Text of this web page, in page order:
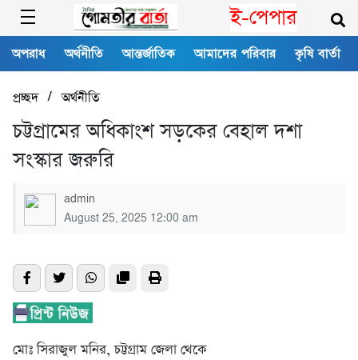
ই-পেপার
অপরাধ অর্থনীতি আন্তর্জাতিক আমাদের পরিবার কৃষি বার্তা
প্রচ্ছদ/অর্থনীতি
চট্টগ্রামের অধিকাংশ সড়কের বেহাল দশা
সংস্কার জরুরি
admin
August 25, 2025 12:00 am
মোঃ সিরাজুল মনির, চট্টগ্রাম জেলা থে‌কে